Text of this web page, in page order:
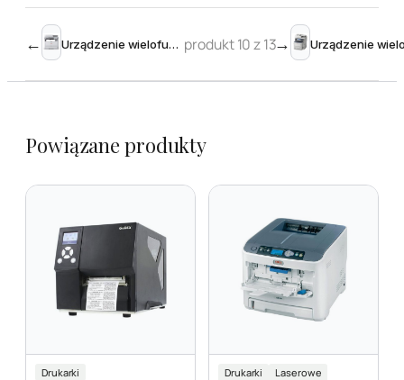
← Urządzenie wielofunkcyjne OKI MB491dn produkt 10 z 13→
Powiązane produkty
Drukarki
Drukarki Laserowe